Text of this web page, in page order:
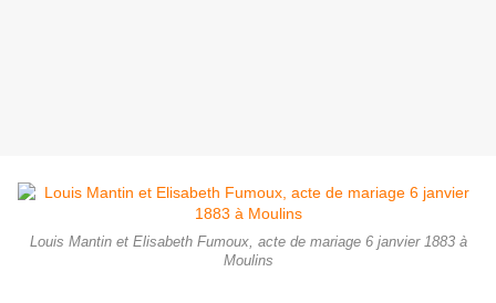
Louis Mantin et Elisabeth Fumoux, acte de mariage 6 janvier 1883 à
Moulins